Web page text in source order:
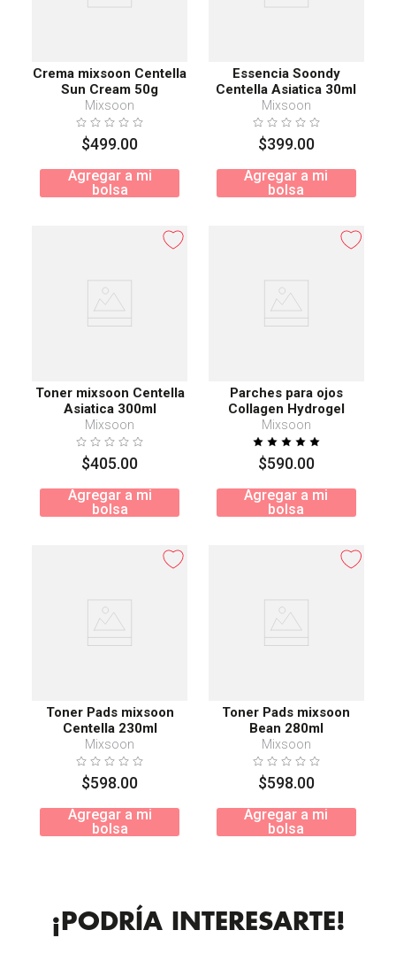
Crema mixsoon Centella
Sun Cream 50g
Mixsoon
$499.00
Agregar a mi
bolsa
Essencia Soondy
Centella Asiatica 30ml
Mixsoon
$399.00
Agregar a mi
bolsa
Toner mixsoon Centella
Asiatica 300ml
Mixsoon
$405.00
Agregar a mi
bolsa
Parches para ojos
Collagen Hydrogel
Mixsoon
$590.00
Agregar a mi
bolsa
Toner Pads mixsoon
Centella 230ml
Mixsoon
$598.00
Agregar a mi
bolsa
Toner Pads mixsoon
Bean 280ml
Mixsoon
$598.00
Agregar a mi
bolsa
¡PODRÍA INTERESARTE!